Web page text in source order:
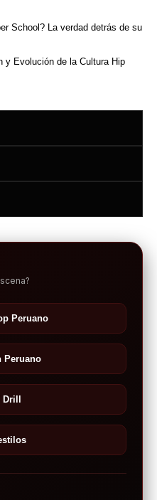
School? La verdad detrás de su
y Evolución de la Cultura Hip
Peruano
Peruano